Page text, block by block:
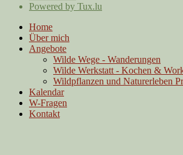
Powered by Tux.lu
Home
Über mich
Angebote
Wilde Wege - Wanderungen
Wilde Werkstatt - Kochen &
Wildpflanzen und Naturerleben
Kalendar
W-Fragen
Kontakt